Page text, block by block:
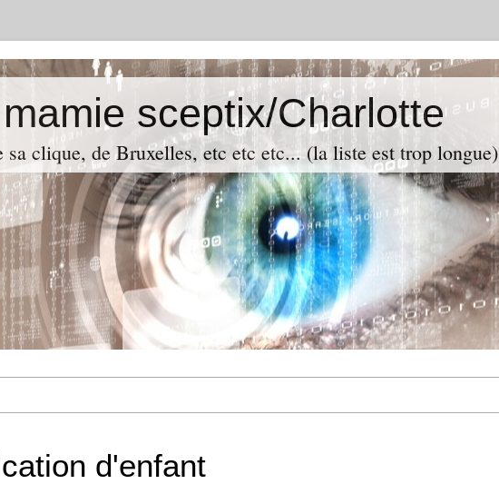
sceptix/Charlotte
sa clique, de Bruxelles, etc etc etc... (la liste est trop longue)
d'enfant